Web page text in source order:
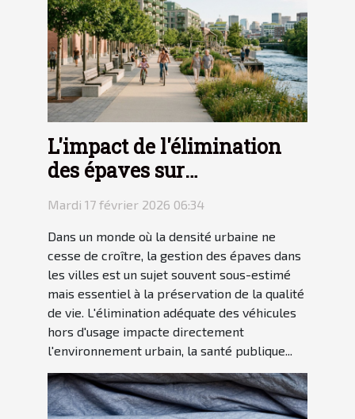
L'impact de l'élimination
des épaves sur
l'environnement urbain
Mardi 17 février 2026 06:34
Dans un monde où la densité urbaine ne
cesse de croître, la gestion des épaves dans
les villes est un sujet souvent sous-estimé
mais essentiel à la préservation de la qualité
de vie. L'élimination adéquate des véhicules
hors d'usage impacte directement
l'environnement urbain, la santé publique...